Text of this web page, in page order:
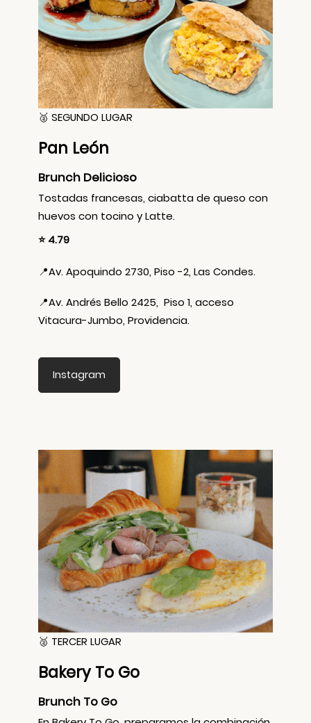
🥈 SEGUNDO LUGAR
Pan León
Brunch Delicioso
Tostadas francesas, ciabatta de queso con
huevos con tocino y Latte.
⭐ 4.79
📍Av. Apoquindo 2730, Piso -2, Las Condes.
📍Av. Andrés Bello 2425, Piso 1, acceso
Vitacura-Jumbo, Providencia.
Instagram
🥈 TERCER LUGAR
Bakery To Go
Brunch To Go